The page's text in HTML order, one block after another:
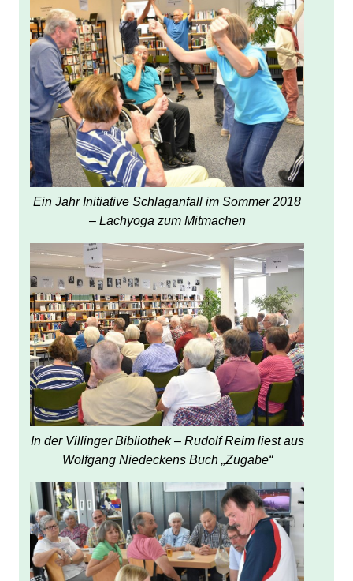
Ein Jahr Initiative Schlaganfall im Sommer 2018
– Lachyoga zum Mitmachen
In der Villinger Bibliothek – Rudolf Reim liest aus
Wolfgang Niedeckens Buch „Zugabe“